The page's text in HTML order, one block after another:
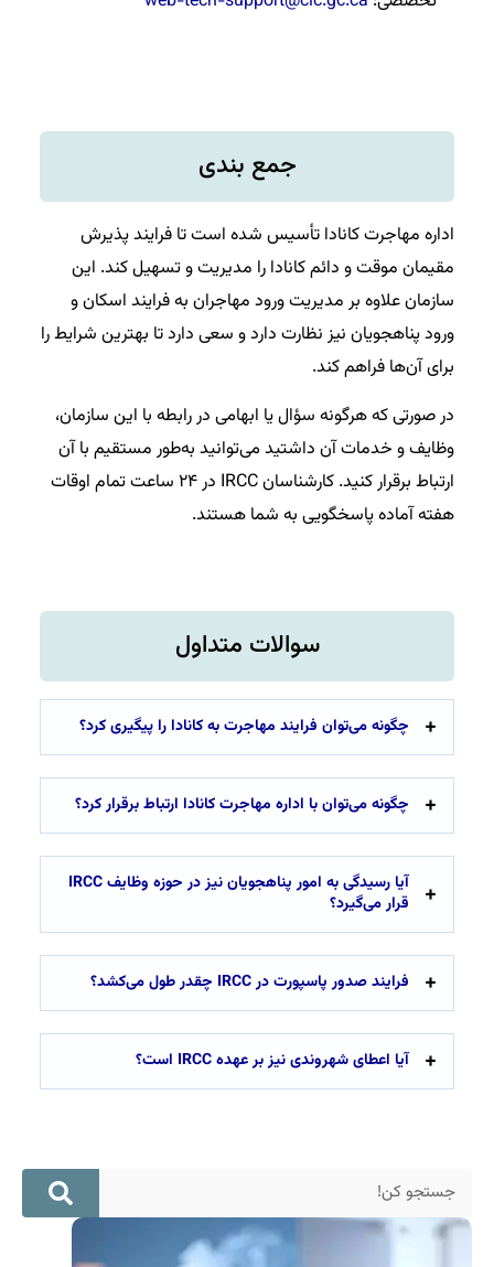
جمع بندی
اداره مهاجرت کانادا تأسیس شده است تا فرایند پذیرش
مقیمان موقت و دائم کانادا را مدیریت و تسهیل کند. این
سازمان علاوه بر مدیریت ورود مهاجران به فرایند اسکان و
ورود پناهجویان نیز نظارت دارد و سعی دارد تا بهترین شرایط را
برای آن‌ها فراهم کند.
در صورتی که هرگونه سؤال یا ابهامی در رابطه با این سازمان،
وظایف و خدمات آن داشتید می‌توانید به‌طور مستقیم با آن
ارتباط برقرار کنید. کارشناسان IRCC در ۲۴ ساعت تمام اوقات
هفته آماده پاسخگویی به شما هستند.
سوالات متداول
چگونه می‌توان فرایند مهاجرت به کانادا را پیگیری کرد؟
چگونه می‌توان با اداره مهاجرت کانادا ارتباط برقرار کرد؟
آیا رسیدگی به امور پناهجویان نیز در حوزه وظایف IRCC
قرار می‌گیرد؟
فرایند صدور پاسپورت در IRCC چقدر طول می‌کشد؟
آیا اعطای شهروندی نیز بر عهده IRCC است؟